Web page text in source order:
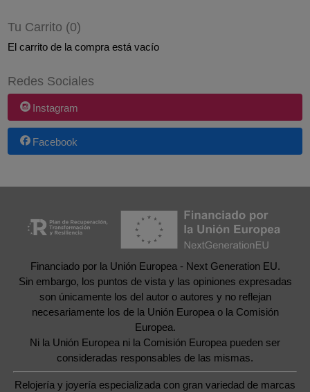
Tu Carrito (0)
El carrito de la compra está vacío
Redes Sociales
Instagram
Facebook
Financiado por la Unión Europea - Next Generation EU.
Sin embargo, los puntos de vista y las opiniones expresadas
son únicamente los del autor o autores y no reflejan
necesariamente los de la Unión Europea o la Comisión
Europea.
Ni la Unión Europea ni la Comisión Europea pueden ser
consideradas responsables de las mismas.
Relojería y joyería especializada con gran variedad de marcas